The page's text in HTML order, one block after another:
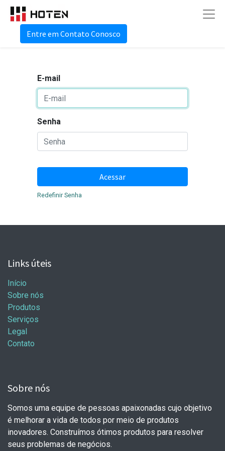
Entre em Contato Conosco
E-mail
Senha
Acessar
Redefinir Senha
Links úteis
Início
Sobre nós
Produtos
Serviços
Legal
Contato
Sobre nós
Somos uma equipe de pessoas apaixonadas cujo objetivo
é melhorar a vida de todos por meio de produtos
inovadores. Construímos ótimos produtos para resolver
seus problemas de negócios.